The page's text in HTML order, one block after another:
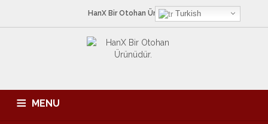
HanX BirOtohan Ürünüdür.
MENU
Turkish